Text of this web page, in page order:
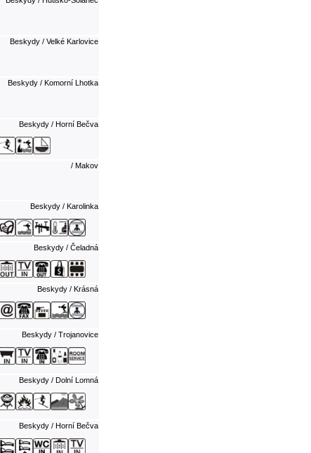
Beskydy / Velké Karlovice
Beskydy / Komorní Lhotka
Beskydy / Horní Bečva
/ Makov
Beskydy / Karolinka
Beskydy / Čeladná
Beskydy / Krásná
Beskydy / Trojanovice
Beskydy / Dolní Lomná
Beskydy / Horní Bečva